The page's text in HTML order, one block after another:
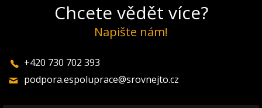
Chcete vědět více?
Napište nám!
+420 730 702 393
podpora.espoluprace@srovnejto.cz